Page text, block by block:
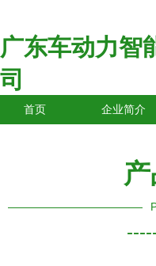
广东车动力智
司
首页 企业简介